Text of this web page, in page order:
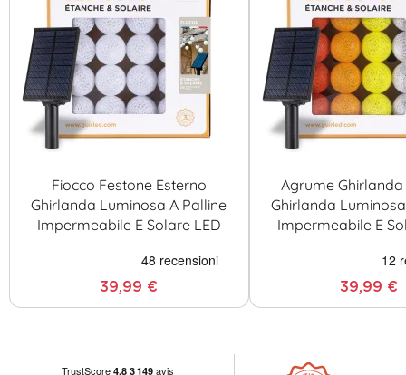
Fiocco Festone Esterno
Ghirlanda Luminosa A Palline
Impermeabile E Solare LED
39,99 €
Agrume Ghirlanda
Ghirlanda
Impermeabile E
39,99 €